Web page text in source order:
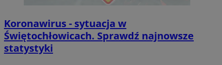
Koronawirus - sytuacja w
Świętochłowicach. Sprawdź najnowsze
statystyki